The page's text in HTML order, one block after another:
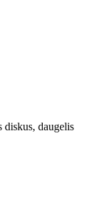
diskus, daugelis